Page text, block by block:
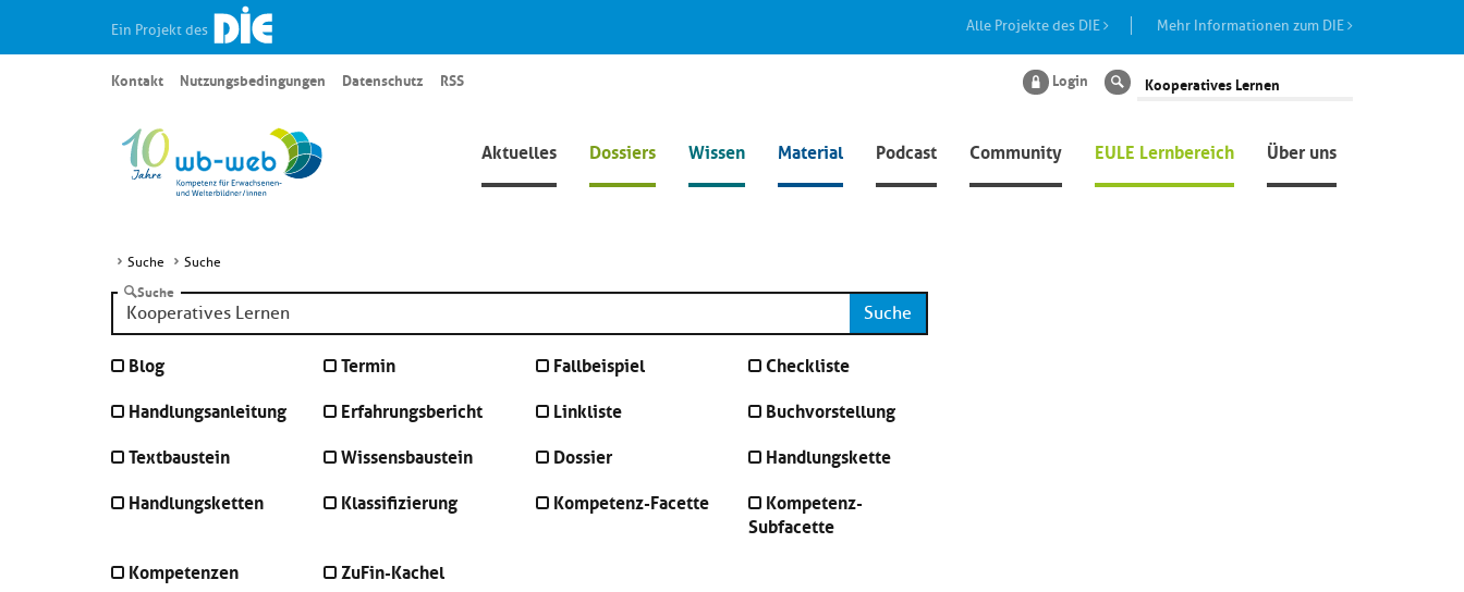
Ein Projekt des Alle Projekte des DIE Mehr Informationen zum DIE
Aktuelles Dossiers Wissen Material Podcast Community EULE Lernbereich Über uns
Kontakt Nutzungsbedingungen Datenschutz RSS Login Suche
Suche Suche
Suche
Suche
Blog Termin Fallbeispiel
Checkliste
Handlungsanleitung
Erfahrungsbericht Linkliste
Buchvorstellung
Textbaustein
Wissensbaustein Dossier
Handlungskette
Handlungsketten
Klassifizierung Kompetenz-Facette
Kompetenz-
Subfacette
Kompetenzen
ZuFin-Kachel